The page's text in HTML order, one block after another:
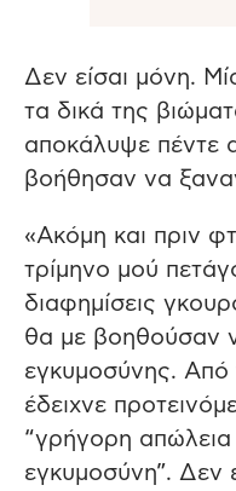
Δεν είσαι μόνη.
τα δικά της
αποκάλυψε πέντε
βοήθησαν να
«Ακόμη και πριν
τρίμηνο μού
διαφημίσεις
θα με βοηθούσαν
εγκυμοσύνης. Από
έδειχνε
“γρήγορη απώλεια
εγκυμοσύνη”. Δεν